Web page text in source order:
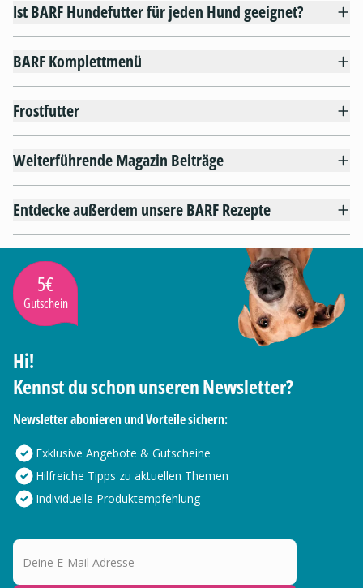
Ist BARF Hundefutter für jeden Hund geeignet?
BARF Komplettmenü
Frostfutter
Weiterführende Magazin Beiträge
Entdecke außerdem unsere BARF Rezepte
5€
Gutschein
Hi!
Kennst du schon unseren Newsletter?
Newsletter abonieren und Vorteile sichern:
Exklusive Angebote & Gutscheine
Hilfreiche Tipps zu aktuellen Themen
Individuelle Produktempfehlung
Deine E-Mail Adresse